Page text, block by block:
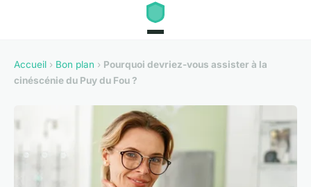
Accueil › Bon plan › Pourquoi devriez-vous assister à la
cinéscénie du Puy du Fou ?